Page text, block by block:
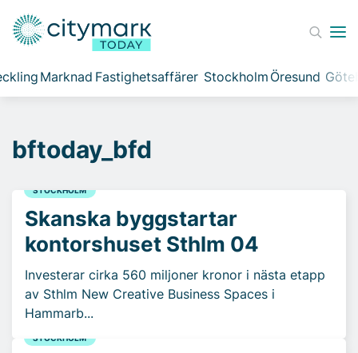
Marknad Fastighetsaffärer Stockholm Öresund
bftoday_bfd
STOCKHOLM
Skanska byggstartar
kontorshuset Sthlm 04
Investerar cirka 560 miljoner kronor i nästa etapp
av Sthlm New Creative Business Spaces i
Hammarb...
STOCKHOLM